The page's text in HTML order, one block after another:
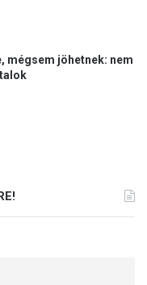
mégsem jöhetnek: nem